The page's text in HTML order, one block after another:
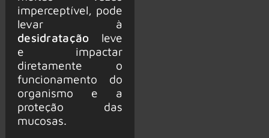
imperceptível, pode
levar à
desidratação leve
e impactar
diretamente o
funcionamento do
organismo e a
proteção das
mucosas.